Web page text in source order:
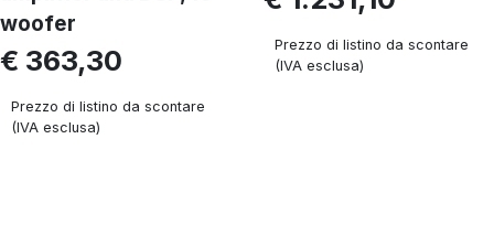
woofer
€ 363,30
Prezzo di listino da scontare
(IVA esclusa)
Prezzo di listino da scontare
(IVA esclusa)